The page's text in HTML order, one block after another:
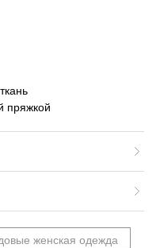
пряжкой
женская одежда